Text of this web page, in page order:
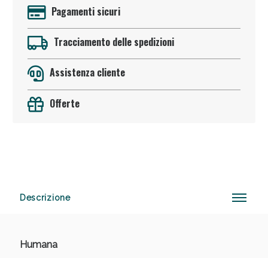
Pagamenti sicuri
Tracciamento delle spedizioni
Assistenza cliente
Offerte
Descrizione
Humana
Anticellulite e Fanghi: Sconto fino al 40% valido
oggi!